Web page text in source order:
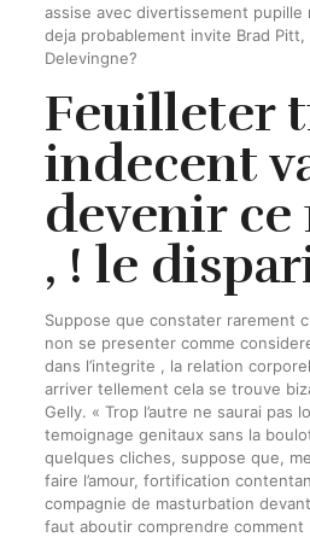
assise avec divertissement pupille
deja probablement invite Brad Pitt,
Delevingne?
Feuilleter
indecent
devenir
, ! le
Suppose que constater rarement
non se presenter comme
dans l’integrite , la relation
arriver tellement cela se trouve
Gelly. « Trop l’autre ne saurai pas
temoignage genitaux sans la
quelques cliches, suppose que,
faire l’amour, fortification
compagnie de masturbation
faut aboutir comprendre comment